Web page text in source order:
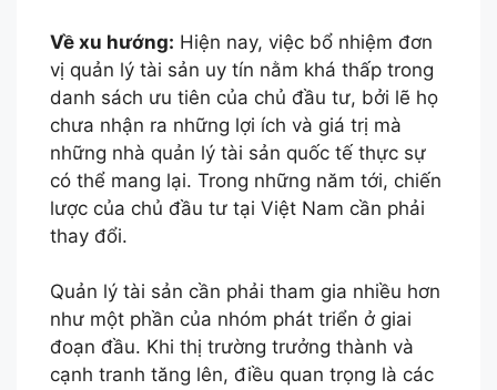
Về xu hướng: Hiện nay, việc bổ nhiệm đơn
vị quản lý tài sản uy tín nằm khá thấp trong
danh sách ưu tiên của chủ đầu tư, bởi lẽ họ
chưa nhận ra những lợi ích và giá trị mà
những nhà quản lý tài sản quốc tế thực sự
có thể mang lại. Trong những năm tới, chiến
lược của chủ đầu tư tại Việt Nam cần phải
thay đổi.
Quản lý tài sản cần phải tham gia nhiều hơn
như một phần của nhóm phát triển ở giai
đoạn đầu. Khi thị trường trưởng thành và
cạnh tranh tăng lên, điều quan trọng là các